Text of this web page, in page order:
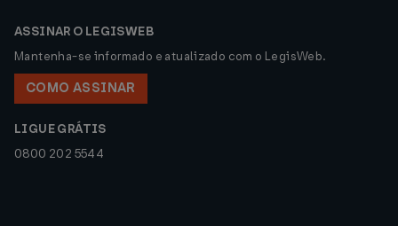
ASSINAR O LEGISWEB
Mantenha-se informado e atualizado com o LegisWeb.
COMO ASSINAR
LIGUE GRÁTIS
0800 202 5544